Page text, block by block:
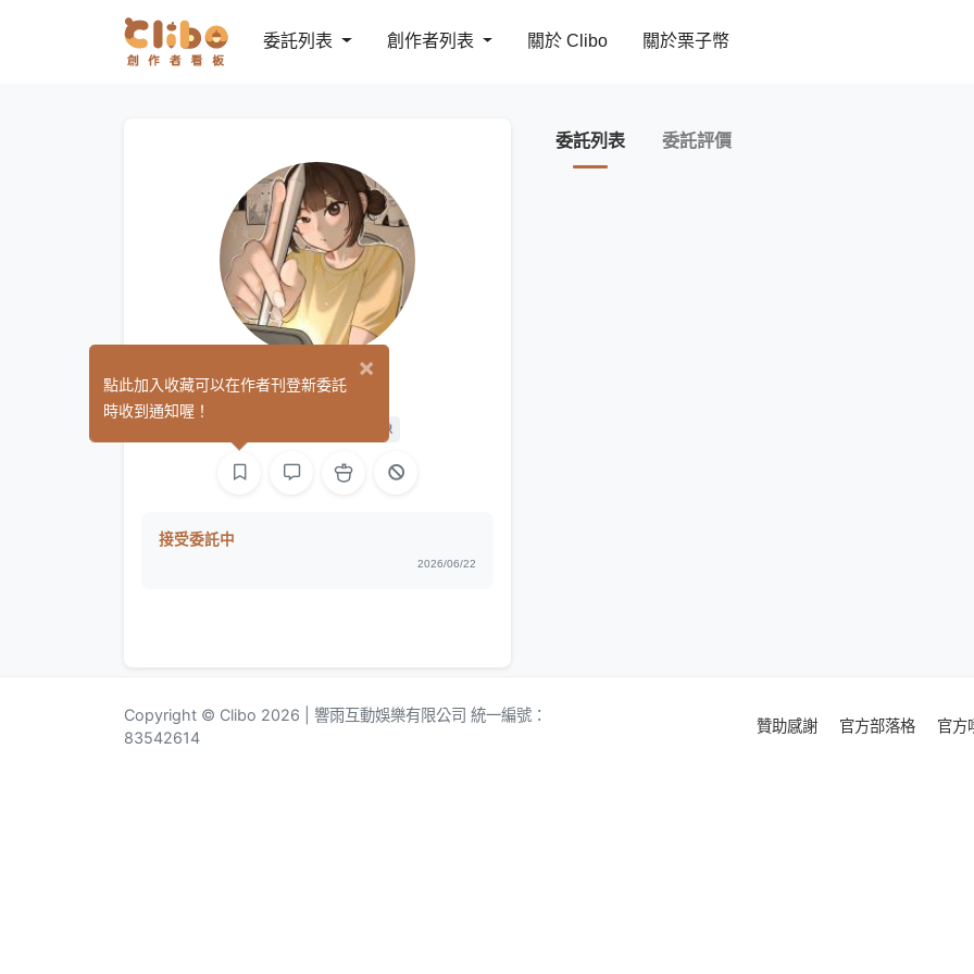
委託列表 創作者列表 關於 Clibo 關於栗子幣
勳恩菜
影像
接受委託中
2026/06/22
委託列表 委託評價
Copyright © Clibo 2026 | 響雨互動娛樂有限公司 統一編號：
83542614
贊助感謝 官方部落格 官方
×
點此加入收藏可以在作者刊登新委託
時收到通知喔！